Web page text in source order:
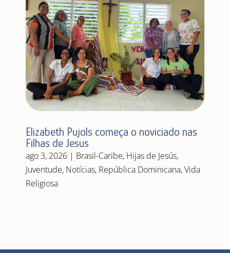
Elizabeth Pujols começa o noviciado nas
Filhas de Jesus
ago 3, 2026| Brasil-Caribe, Hijas de Jesús,
Juventude, Notícias, República Dominicana,Vida
Religiosa